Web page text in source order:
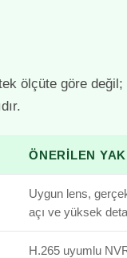
ölçüte göre değil;
ÖNERILEN
Uygun lens,
açı ve yüksek
H.265 uyumlu